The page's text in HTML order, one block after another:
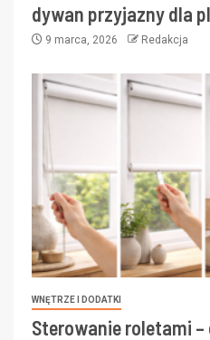
dywan przyjazny dla
9 marca, 2026 Redakcja
WNĘTRZE I DODATKI
Sterowanie roletami